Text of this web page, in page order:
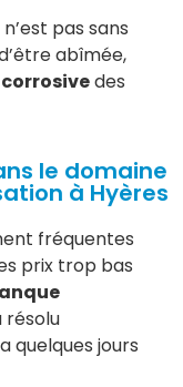
pas sans
abîmée,
des
le domaine
à Hyères
fréquentes
prix trop bas
résolu
jours